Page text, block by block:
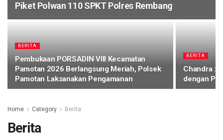
Piket Polwan 110 SPKT Polres Rembang
BERITA
Pembukaan PORSADIN VIII Kecamatan
Pamotan 2026 Berlangsung Meriah, Polsek
Pamotan Laksanakan Pengamanan
BERITA
Chandra :
dengan
Home Category Berita
Berita